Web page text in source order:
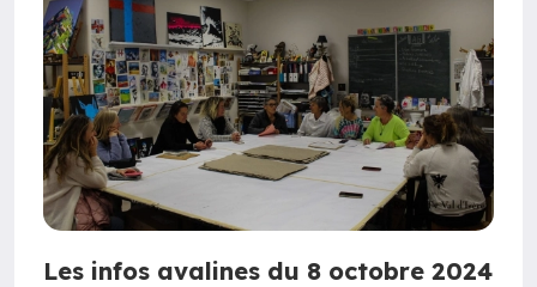
Les infos avalines du 8 octobre 2024